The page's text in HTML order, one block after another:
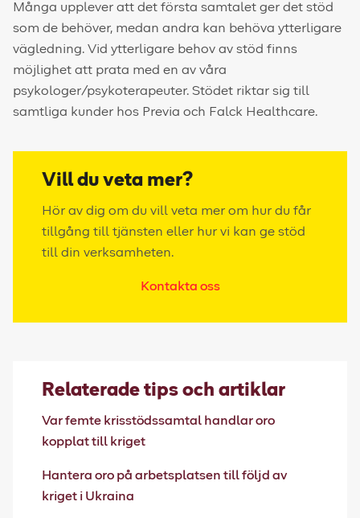
Många upplever att det första samtalet ger det stöd
som de behöver, medan andra kan behöva ytterligare
vägledning. Vid ytterligare behov av stöd finns
möjlighet att prata med en av våra
psykologer/psykoterapeuter. Stödet riktar sig till
samtliga kunder hos Previa och Falck Healthcare.
Vill du veta mer?
Hör av dig om du vill veta mer om hur du får
tillgång till tjänsten eller hur vi kan ge stöd
till din verksamheten.
Kontakta oss
Relaterade tips och artiklar
Var femte krisstödssamtal handlar oro
kopplat till kriget
Hantera oro på arbetsplatsen till följd av
kriget i Ukraina